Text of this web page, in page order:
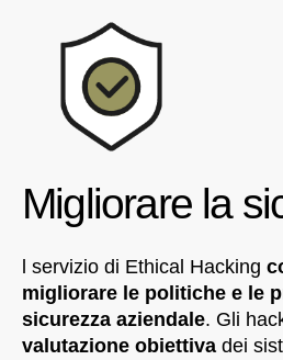
Migliorare la
l servizio di Ethical Hacking
migliorare le politiche e le
sicurezza aziendale. Gli
valutazione obiettiva dei